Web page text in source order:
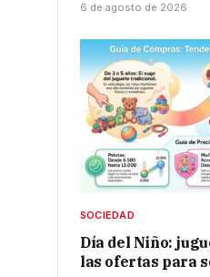
6 de agosto de 2026
SOCIEDAD
Día del Niño:
las ofertas para